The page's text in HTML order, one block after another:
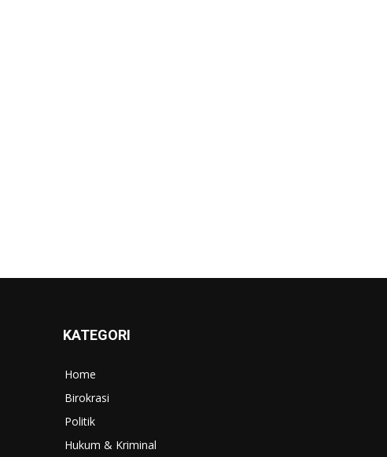
KATEGORI
Home
Birokrasi
Politik
Hukum & Kriminal